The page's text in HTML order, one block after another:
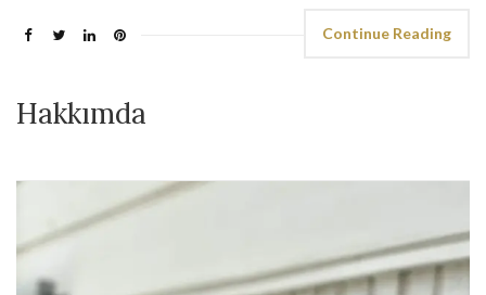
Continue Reading
Hakkımda